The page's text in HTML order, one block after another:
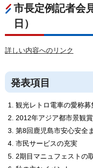
市長定例記者会
日）
詳しい内容へのリンク
発表項目
観光レトロ電車の愛称募
2012年アジア都市景観
第8回鹿児島市安心安全
市民サービスの充実
2期目マニュフェストの